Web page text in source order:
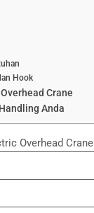
Hook
Crane
Anda
Overhead Crane